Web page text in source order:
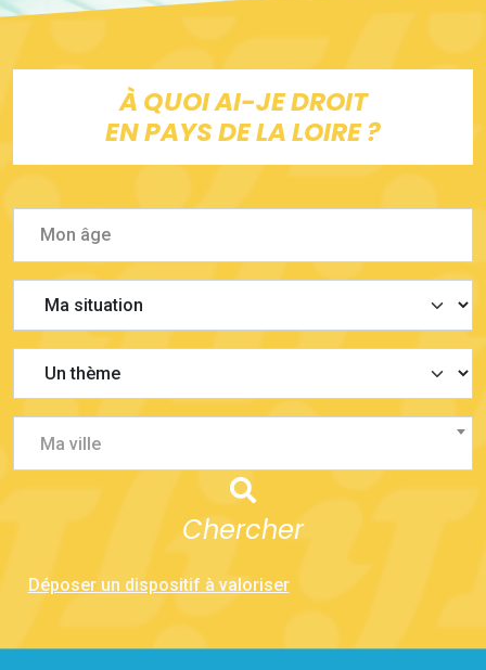
À QUOI AI-JE DROIT
EN PAYS DE LA LOIRE ?
Ma ville
Chercher
Déposer un dispositif à valoriser